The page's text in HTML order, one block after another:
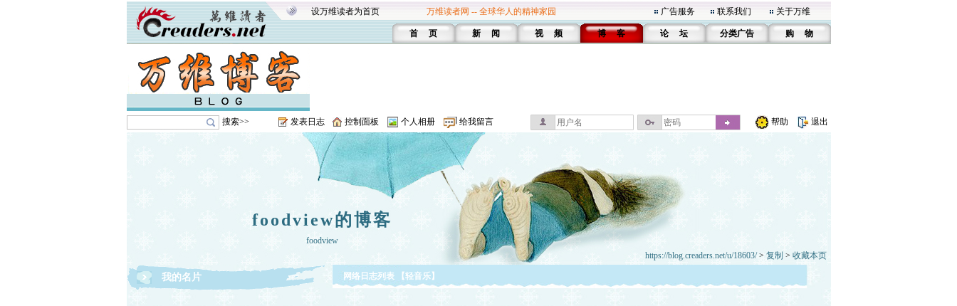
设万维读者为首页 万维读者网 -- 全球华人的精神家园 广告服务 联系我们 关于万维
首 页 新 闻 视 频 博 客 论 坛 分类广告 购 物
搜索>> 发表日志 控制面板 个人相册 给我留言 帮助 退出
foodview的博客
foodview
https://blog.creaders.net/u/18603/> 复制 > 收藏本页
我的名片 网络日志列表 【轻音乐】